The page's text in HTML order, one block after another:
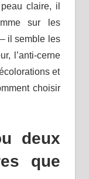
claire, il
sur les
il semble les
l’anti-cerne
et
choisir
deux
que